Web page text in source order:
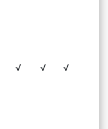
√ √ √